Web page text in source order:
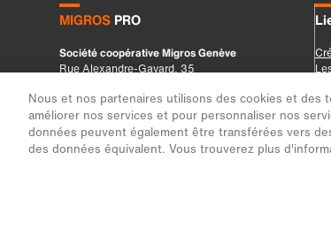
Nous et nos partenaires utilisons des cookies et des
améliorer nos services et pour personnaliser nos
données peuvent également être transférées vers
des données équivalent. Vous trouverez plus